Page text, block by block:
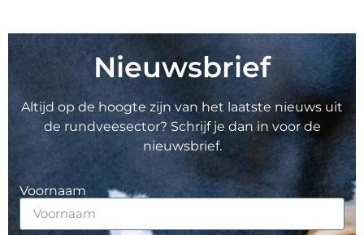
Nieuwsbrief
Altijd op de hoogte zijn van het laatste nieuws uit
de rundveesector? Schrijf je dan in voor de
nieuwsbrief.
Voornaam